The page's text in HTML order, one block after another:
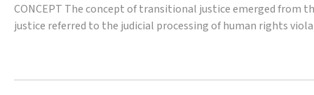
CONCEPT The concept of transitional justice emerged
justice referred to the judicial processing of human rights